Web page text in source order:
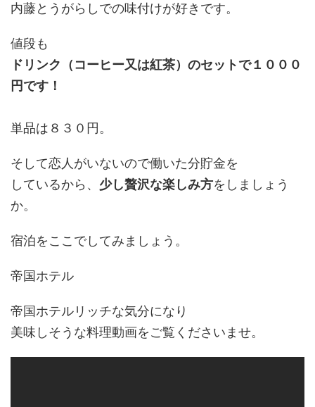
内藤とうがらしでの味付けが好きです。
値段も
ドリンク（コーヒー又は紅茶）のセットで１０００
円です！
単品は８３０円。
そして恋人がいないので働いた分貯金を
しているから、 少し贅沢な楽しみ方をしましょう
か。
宿泊をここでしてみましょう。
帝国ホテル
帝国ホテルリッチな気分になり
美味しそうな料理動画をご覧くださいませ。